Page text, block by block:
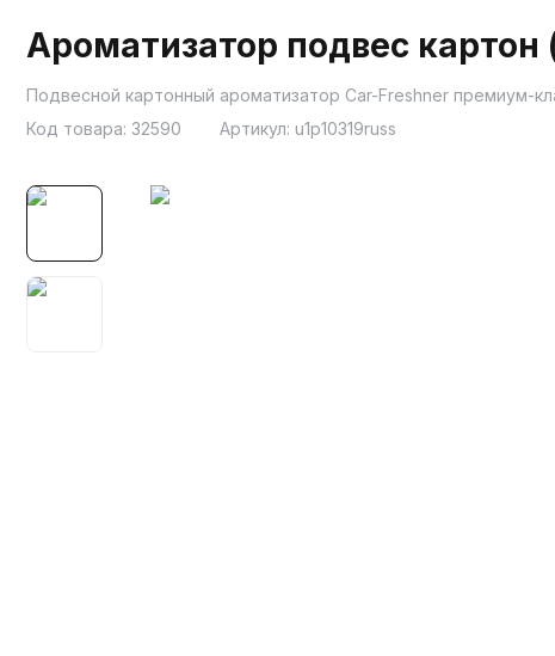
Ароматизатор подвес картон
Подвесной картонный ароматизатор Car-Freshner премиум-
Код товара: 32590 Артикул: u1p10319russ